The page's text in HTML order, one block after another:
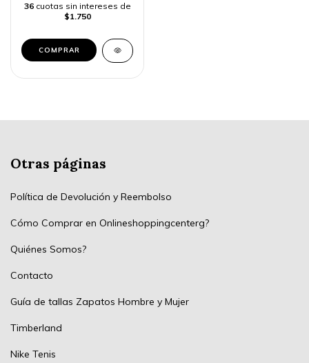
36 cuotas sin intereses de
$1.750
Otras páginas
Política de Devolución y Reembolso
Cómo Comprar en Onlineshoppingcenterg?
Quiénes Somos?
Contacto
Guía de tallas Zapatos Hombre y Mujer
Timberland
Nike Tenis